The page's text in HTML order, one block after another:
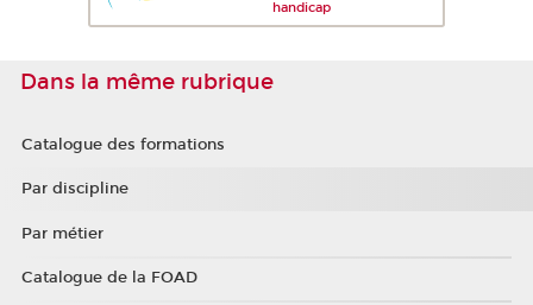
handicap
Dans la même rubrique
Catalogue des formations
Par discipline
Par métier
Catalogue de la FOAD